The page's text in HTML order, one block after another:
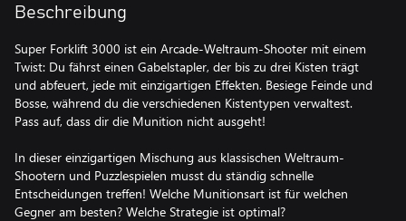
Beschreibung
Super Forklift 3000 ist ein Arcade-Weltraum-Shooter mit einem
Twist: Du fährst einen Gabelstapler, der bis zu drei Kisten trägt
und abfeuert, jede mit einzigartigen Effekten. Besiege Feinde und
Bosse, während du die verschiedenen Kistentypen verwaltest.
Pass auf, dass dir die Munition nicht ausgeht!
In dieser einzigartigen Mischung aus klassischen Weltraum-
Shootern und Puzzlespielen musst du ständig schnelle
Entscheidungen treffen! Welche Munitionsart ist für welchen
Gegner am besten? Welche Strategie ist optimal?